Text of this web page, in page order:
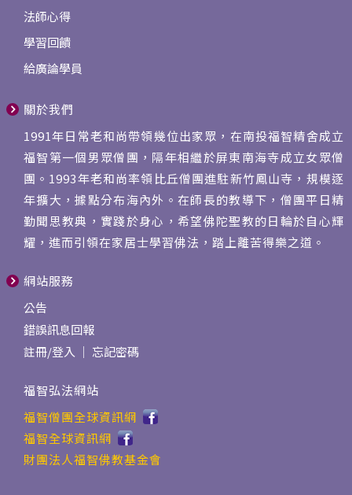
法師心得
學習回饋
給廣論學員
關於我們
1991年日常老和尚帶領幾位出家眾，在南投福智精舍成立
福智第一個男眾僧團，隔年相繼於屏東南海寺成立女眾僧
團。1993年老和尚率領比丘僧團進駐新竹鳳山寺，規模逐
年擴大，據點分布海內外。在師長的教導下，僧團平日精
勤聞思教典，實踐於身心，希望佛陀聖教的日輪於自心輝
耀，進而引領在家居士學習佛法，踏上離苦得樂之道。
網站服務
公告
錯誤訊息回報
註冊/登入 ｜ 忘記密碼
福智弘法網站
福智僧團全球資訊網
福智全球資訊網
財團法人福智佛教基金會